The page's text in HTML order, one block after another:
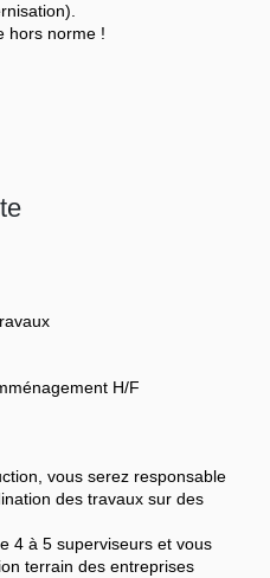
H/F
vous serez responsable
des travaux sur des
4 à 5 superviseurs et vous
terrain des entreprises
hors norme !